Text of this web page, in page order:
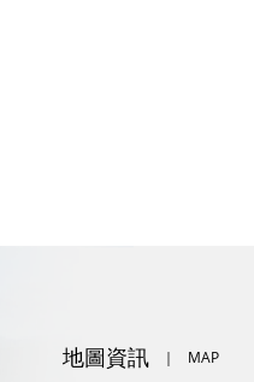
地圖資訊 ｜ MAP